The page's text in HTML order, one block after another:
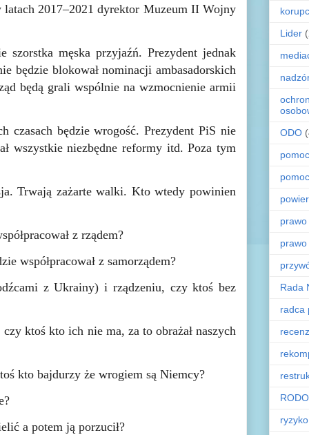
2017–2021 dyrektor Muzeum II Wojny
szorstka męska przyjaźń. Prezydent jednak
będzie blokował nominacji ambasadorskich
będą grali wspólnie na wzmocnienie armii
czasach będzie wrogość. Prezydent PiS nie
wszystkie niezbędne reformy itd. Poza tym
Trwają zażarte walki. Kto wtedy powinien
z rządem?
współpracował z samorządem?
z Ukrainy) i rządzeniu, czy ktoś bez
ktoś kto ich nie ma, za to obrażał naszych
kto bajdurzy że wrogiem są Niemcy?
a potem ją porzucił?
Lider
ODO
Rada
radca
RODO
ryzyko